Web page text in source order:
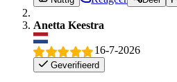
Anetta Keestra
16-7-2026
Geverifieerd